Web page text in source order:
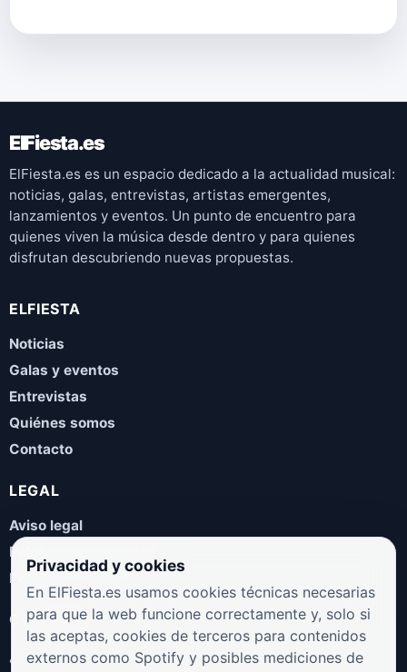
ElFiesta.es
ElFiesta.es es un espacio dedicado a la actualidad musical:
noticias, galas, entrevistas, artistas emergentes,
lanzamientos y eventos. Un punto de encuentro para
quienes viven la música desde dentro y para quienes
disfrutan descubriendo nuevas propuestas.
ELFIESTA
Noticias
Galas y eventos
Entrevistas
Quiénes somos
Contacto
LEGAL
Aviso legal
Política de privacidad
Política de cookies
COLABORA
¿Eres artista, manager, sello o promotor? Envíanos tus
Privacidad y cookies
En ElFiesta.es usamos cookies técnicas necesarias
para que la web funcione correctamente y, solo si
las aceptas, cookies de terceros para contenidos
externos como Spotify y posibles mediciones de